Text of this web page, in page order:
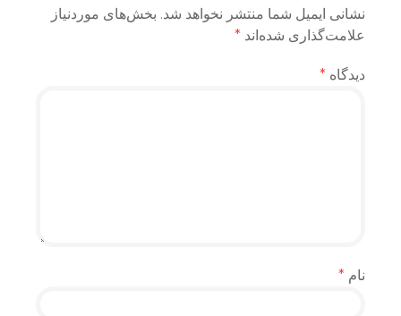
نشانی ایمیل شما منتشر نخواهد شد. بخش‌های موردنیاز
علامت‌گذاری شده‌اند *
دیدگاه *
نام *